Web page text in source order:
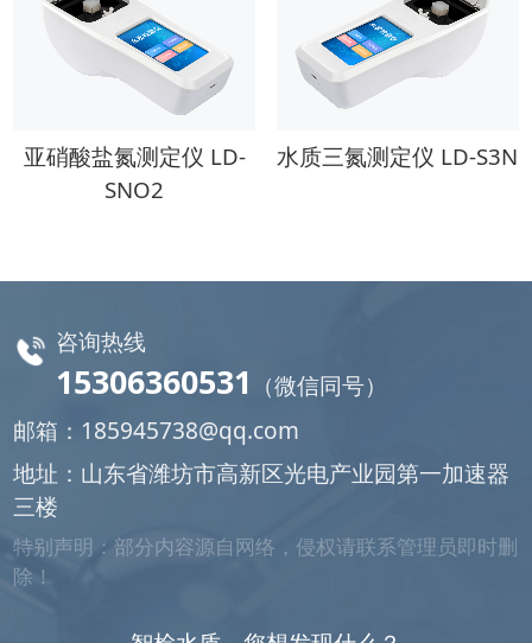
亚硝酸盐氮测定仪 LD-
SNO2
水质三氮测定仪 LD-S3N
咨询热线
15306360531
（微信同号）
邮箱： 185945738@qq.com
地址：山东省潍坊市高新区光电产业园第一加速器
三楼
特别声明：部分内容源自网络，侵权请联系管理员即时删
除！